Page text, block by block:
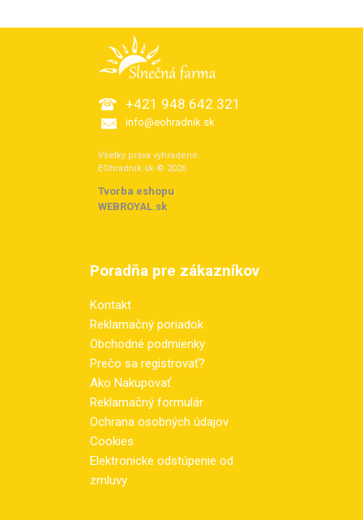
+421 948 642 321
info@eohradnik.sk
Všetky práva vyhradené.
EOhradnik.sk © 2026
Tvorba eshopu:
WEBROYAL.sk
Poradňa pre zákazníkov
Kontakt
Reklamačný poriadok
Obchodné podmienky
Prečo sa registrovať?
Ako Nakupovať
Reklamačný formulár
Ochrana osobných údajov
Cookies
Elektronicke odstúpenie od
zmluvy